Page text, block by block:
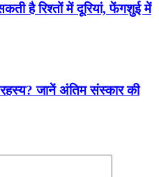
है रिश्तों में दूरियां, फेंगशुई में
जानें अंतिम संस्कार की